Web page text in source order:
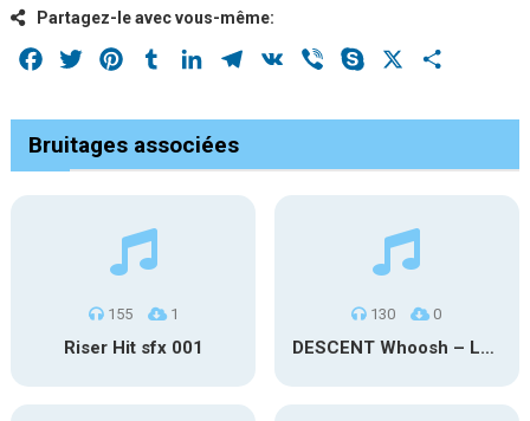
Partagez-le avec vous-même:
Facebook
Twitter PinterestTumblrLinkedInTelegram
VK Viber Skype
Bruitages associées
155 1
Riser Hit sfx 001
130 0
DESCENT Whoosh – Long